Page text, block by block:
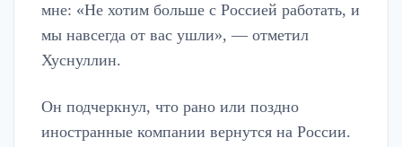
мне: «Не хотим больше с Россией работать, и
мы навсегда от вас ушли», — отметил
Хуснуллин.
Он подчеркнул, что рано или поздно
иностранные компании вернутся на России.